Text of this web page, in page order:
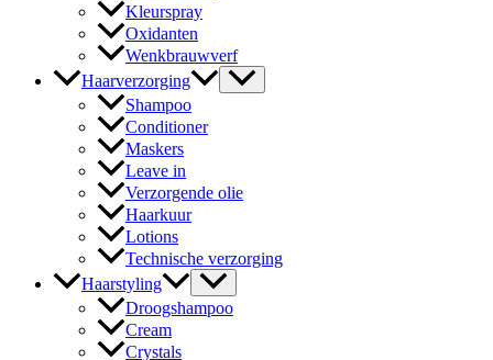
Kleurspray
Oxidanten
Wenkbrauwverf
Haarverzorging
Shampoo
Conditioner
Maskers
Leave in
Verzorgende olie
Haarkuur
Lotions
Technische verzorging
Haarstyling
Droogshampoo
Cream
Crystals